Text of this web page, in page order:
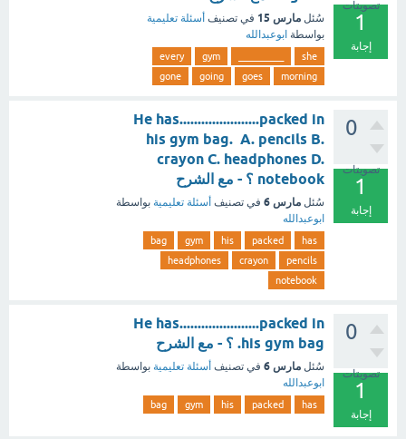
تصويتات
1
إجابة
سُئل مارس 15 في تصنيف أسئلة تعليمية
بواسطة ابوعبدالله
she
gym
every
morning
goes
going
gone
0
تصويتات
1
إجابة
He has......................packed in
his gym bag. A. pencils B.
crayon C. headphones D.
notebook ؟ - مع الشرح
سُئل مارس 6 في تصنيف أسئلة تعليمية بواسطة
ابوعبدالله
has
packed
his
gym
bag
pencils
crayon
headphones
notebook
0
تصويتات
1
إجابة
He has......................packed in
his gym bag. ؟ - مع الشرح
سُئل مارس 6 في تصنيف أسئلة تعليمية بواسطة
ابوعبدالله
has
packed
his
gym
bag